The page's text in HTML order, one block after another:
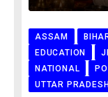
ASSAM
EDUCATION
NATIONAL
UTTAR PRADESH